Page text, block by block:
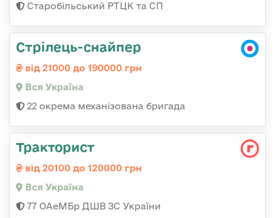
Старобільський РТЦК та СП
Стрілець-снайпер
від 21000 до 190000 грн
Вся Україна
22 окрема механізована бригада
Тракторист
від 20100 до 120000 грн
Вся Україна
77 ОАеМБр ДШВ ЗС України